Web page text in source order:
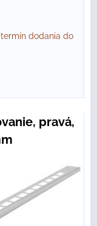
termín dodania do
pravá,